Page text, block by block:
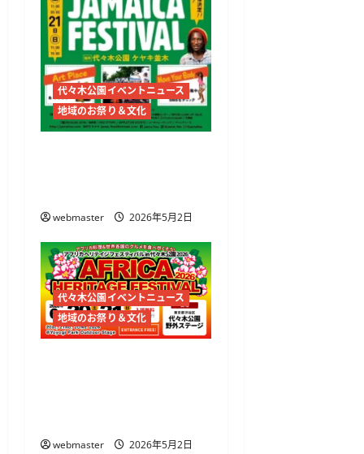
代々木公園イベントニュース
地域のお祭り＆文化
webmaster 2026年5月2日
代々木公園イベントニュース
地域のお祭り＆文化
webmaster 2026年5月2日